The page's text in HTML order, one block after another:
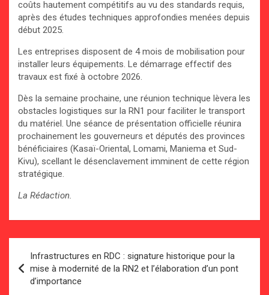
coûts hautement compétitifs au vu des standards requis,
après des études techniques approfondies menées depuis
début 2025.
Les entreprises disposent de 4 mois de mobilisation pour
installer leurs équipements. Le démarrage effectif des
travaux est fixé à octobre 2026.
Dès la semaine prochaine, une réunion technique lèvera les
obstacles logistiques sur la RN1 pour faciliter le transport
du matériel. Une séance de présentation officielle réunira
prochainement les gouverneurs et députés des provinces
bénéficiaires (Kasaï-Oriental, Lomami, Maniema et Sud-
Kivu), scellant le désenclavement imminent de cette région
stratégique.
La Rédaction.
de
l’article
Infrastructures en RDC : signature historique pour la
mise à modernité de la RN2 et l’élaboration d’un pont
d’importance